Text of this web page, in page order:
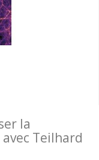
la
Teilhard